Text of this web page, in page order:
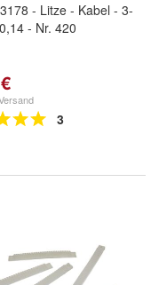
- Litze - Kabel - 3-
- Nr. 420
3